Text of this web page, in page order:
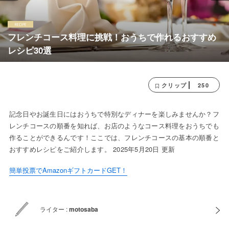
フレンチコース料理に挑戦！おうちで作れるおすすめ
レシピ30選
クリップ 250
記念日やお誕生日にはおうちで特別なディナーを楽しみませんか？フ
レンチコースの順番を知れば、お店のようなコース料理をおうちでも
作ることができるんです！ここでは、フレンチコースの基本の順番と
おすすめレシピをご紹介します。 2025年5月20日 更新
簡単投票でAmazonギフトカードGET！
ライター :motosaba